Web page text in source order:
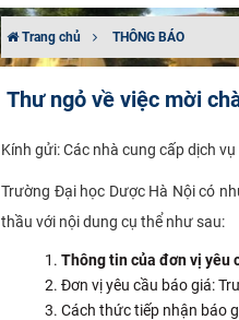
Trang chủ THÔNG BÁO
Thư ngỏ về việc mời
Kính gửi: Các nhà cung cấp dịch vụ
Trường Đại học Dược Hà Nội có
thầu với nội dung cụ thể như sau:
Thông tin của đơn vị yêu
Đơn vị yêu cầu báo giá:
Cách thức tiếp nhận báo